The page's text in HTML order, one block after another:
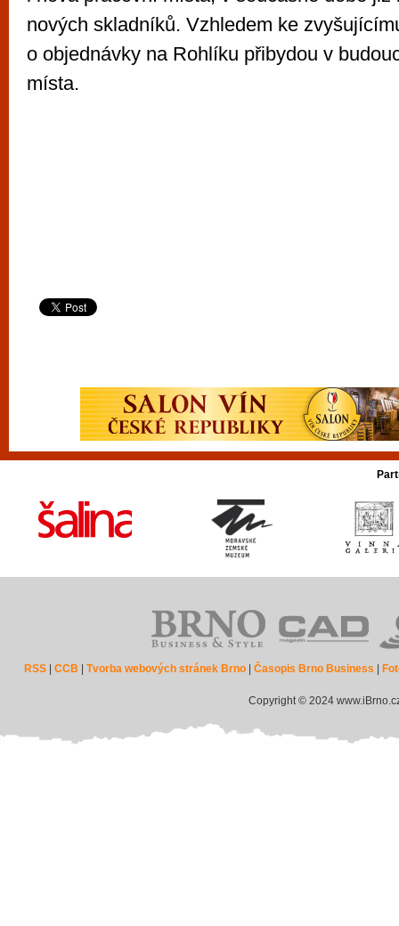
nových skladníků. Vzhledem ke
o objednávky na Rohlíku přibydou v
místa.
RSS |CCB |Tvorba webových stránek Brno |Časopis Brno Business
Copyright © 2024